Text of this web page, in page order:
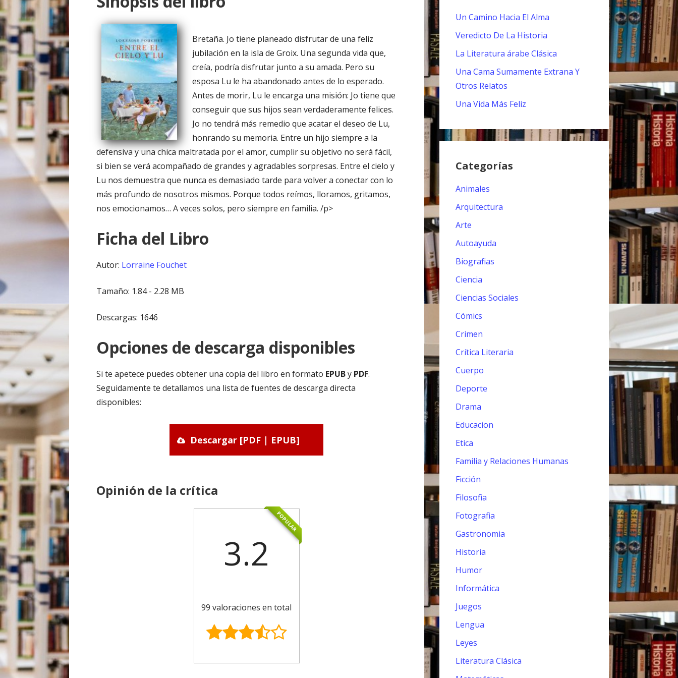
o
Bretaña. Jo tiene planeado disfrutar de una feliz
jubilación en la isla de Groix. Una segunda vida que,
creía, podría disfrutar junto a su amada. Pero su
esposa Lu le ha abandonado antes de lo esperado.
Antes de morir, Lu le encarga una misión: Jo tiene que
conseguir que sus hijos sean verdaderamente felices.
Jo no tendrá más remedio que acatar el deseo de Lu,
honrando su memoria. Entre un hijo siempre a la
defensiva y una chica maltratada por el amor, cumplir su objetivo no será fácil,
si bien se verá acompañado de grandes y agradables sorpresas. Entre el cielo y
Lu nos demuestra que nunca es demasiado tarde para volver a conectar con lo
más profundo de nosotros mismos. Porque todos reímos, lloramos, gritamos,
nos emocionamos… A veces solos, pero siempre en familia. /p>
Ficha del Libro
Autor: Lorraine Fouchet
Tamaño: 1.84 - 2.28 MB
Descargas: 1646
Opciones de descarga disponibles
Si te apetece puedes obtener una copia del libro en formato EPUBy PDF.
Seguidamente te detallamos una lista de fuentes de descarga directa
disponibles:
Descargar [PDF | EPUB]
Opinión de la crítica
POPULAR
3.2
99 valoraciones en total
Un Camino Hacia El Alma
Veredicto De La Historia
La Literatura árabe Clásica
Una Cama Sumamente Extrana Y
Otros Relatos
Una Vida Más Feliz
Categorías
Animales
Arquitectura
Arte
Autoayuda
Biografias
Ciencia
Ciencias Sociales
Cómics
Crimen
Crítica Literaria
Cuerpo
Deporte
Drama
Educacion
Etica
Familia y Relaciones Humanas
Ficción
Filosofia
Fotografia
Gastronomia
Historia
Humor
Informática
Juegos
Lengua
Leyes
Literatura Clásica